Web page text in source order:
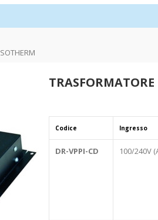
Codice Ingresso
DR-VPPI-CD 100/240V